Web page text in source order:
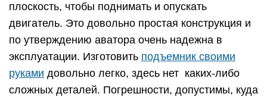
плоскость, чтобы поднимать и опускать
двигатель. Это довольно простая конструкция и
по утверждению аватора очень надежна в
эксплуатации. Изготовить подъемник своими
руками довольно легко, здесь нет каких-либо
сложных деталей. Погрешности, допустимы, куда